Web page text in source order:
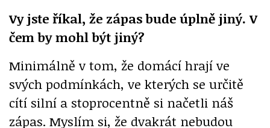
Vy jste říkal, že zápas bude úplně jiný. V
čem by mohl být jiný?
Minimálně v tom, že domácí hrají ve
svých podmínkách, ve kterých se určitě
cítí silní a stoprocentně si načetli náš
zápas. Myslím si, že dvakrát nebudou